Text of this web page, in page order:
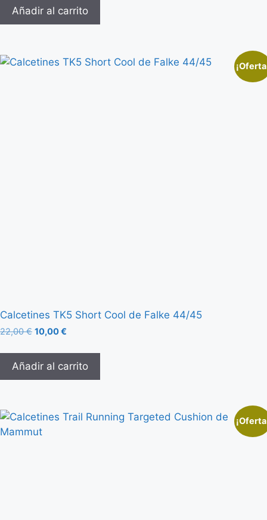
Añadir al carrito
Calcetines TK5 Short Cool de Falke 44/45
22,00€ 10,00€
Añadir al carrito